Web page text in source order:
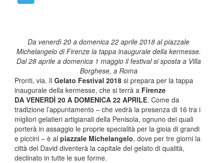
Da venerdì 20 a domenica 22 aprile 2018 al piazzale
Michelangelo di Firenze la tappa inauguraledella kermesse.
Dal 28 aprile a domenica 1 maggio il festival si sposta a Villa
Borghese, a Roma
Pronti, via. Il Gelato Festival 2018 si prepara per la tappa
inaugurale della kermesse, che si terrà a Firenze
DA VENERDÌ 20 A DOMENICA 22 APRILE. Come da
tradizione l’appuntamento – che vedrà la presenza di 16 tra i
migliori gelatieri artigianali della Penisola, ognuno dei quali
porterà in assaggio le proprie specialità per la gioia di grandi
e piccini – è al piazzale Michelangelo, dove per tre giorni la
città del David diventerà la capitale del gelato di qualità,
declinato in tutte le sue forme.